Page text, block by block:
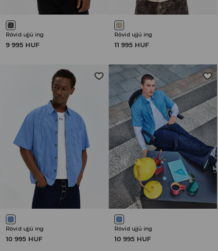
Rövid ujjú ing
9 995 HUF
Rövid ujjú ing
11 995 HUF
Rövid ujjú ing
10 995 HUF
Rövid ujjú ing
10 995 HUF